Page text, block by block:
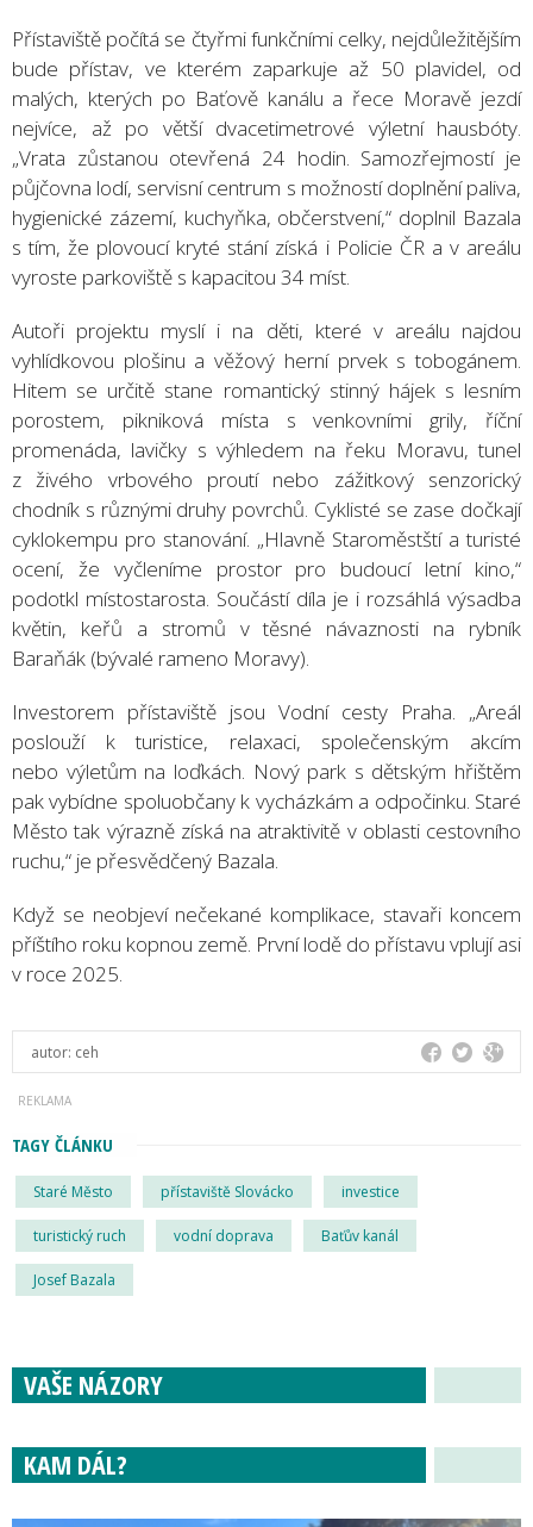
Přístaviště počítá se čtyřmi funkčními celky, nejdůležitějším
bude přístav, ve kterém zaparkuje až 50 plavidel, od
malých, kterých po Baťově kanálu a řece Moravě jezdí
nejvíce, až po větší dvacetimetrové výletní hausbóty.
„Vrata zůstanou otevřená 24 hodin. Samozřejmostí je
půjčovna lodí, servisní centrum s možností doplnění paliva,
hygienické zázemí, kuchyňka, občerstvení,“ doplnil Bazala
s tím, že plovoucí kryté stání získá i Policie ČR a v areálu
vyroste parkoviště s kapacitou 34 míst.
Autoři projektu myslí i na děti, které v areálu najdou
vyhlídkovou plošinu a věžový herní prvek s tobogánem.
Hitem se určitě stane romantický stinný hájek s lesním
porostem, pikniková místa s venkovními grily, říční
promenáda, lavičky s výhledem na řeku Moravu, tunel
z živého vrbového proutí nebo zážitkový senzorický
chodník s různými druhy povrchů. Cyklisté se zase dočkají
cyklokempu pro stanování. „Hlavně Staroměstští a turisté
ocení, že vyčleníme prostor pro budoucí letní kino,“
podotkl místostarosta. Součástí díla je i rozsáhlá výsadba
květin, keřů a stromů v těsné návaznosti na rybník
Baraňák (bývalé rameno Moravy).
Investorem přístaviště jsou Vodní cesty Praha. „Areál
poslouží k turistice, relaxaci, společenským akcím
nebo výletům na loďkách. Nový park s dětským hřištěm
pak vybídne spoluobčany k vycházkám a odpočinku. Staré
Město tak výrazně získá na atraktivitě v oblasti cestovního
ruchu,“ je přesvědčený Bazala.
Když se neobjeví nečekané komplikace, stavaři koncem
příštího roku kopnou země. První lodě do přístavu vplují asi
v roce 2025.
autor: ceh
TAGY ČLÁNKU
Staré Město přístaviště Slovácko investice
turistický ruch vodní doprava Baťův kanál
Josef Bazala
VAŠE NÁZORY
KAM DÁL?